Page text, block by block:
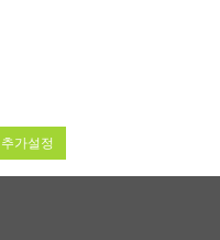
추가설정